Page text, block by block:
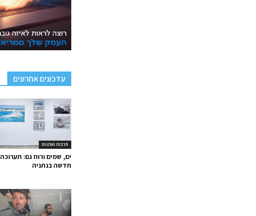
עדכונים אחרונים
תרבות ואמנות
ים, שמים ורוח גם: תערוכה
חדשה בנתניה